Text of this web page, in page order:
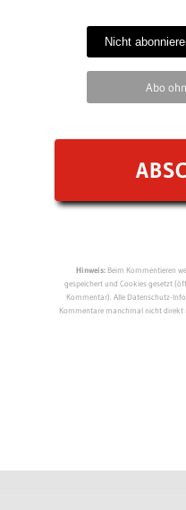
Abo
Hinweis:Beim Kommentieren
gespeichert und Cookies gesetzt
Kommentar). Alle Datenschutz-
Kommentare manchmal nicht direkt